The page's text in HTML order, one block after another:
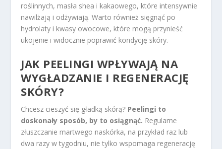
roślinnych, masła shea i kakaowego, które intensywnie
nawilżają i odżywiają. Warto również sięgnąć po
hydrolaty i kwasy owocowe, które mogą przynieść
ukojenie i widocznie poprawić kondycję skóry.
JAK PEELINGI WPŁYWAJĄ NA
WYGŁADZANIE I REGENERACJĘ
SKÓRY?
Chcesz cieszyć się gładką skórą? Peelingi to
doskonały sposób, by to osiągnąć. Regularne
złuszczanie martwego naskórka, na przykład raz lub
dwa razy w tygodniu, nie tylko wspomaga regenerację